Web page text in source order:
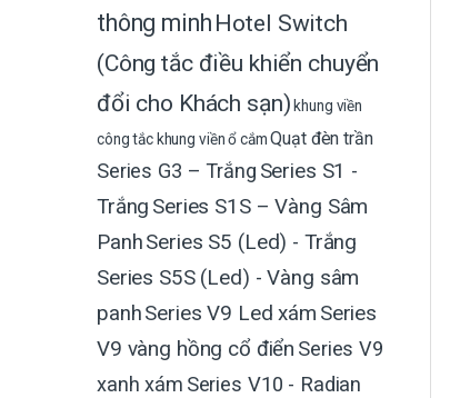
thông minh Hotel Switch
(Công tắc điều khiển chuyển
đổi cho Khách sạn) khung viền
công tắc khung viền ổ cắm Quạt đèn trần
Series G3 – Trắng Series S1 -
Trắng Series S1S – Vàng Sâm
PanhSeries S5 (Led) - Trắng
Series S5S (Led) - Vàng sâm
panhSeries V9 Led xám Series
V9 vàng hồng cổ điển Series V9
xanh xám Series V10 - Radian